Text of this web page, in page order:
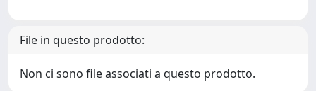
File in questo prodotto:
Non ci sono file associati a questo prodotto.